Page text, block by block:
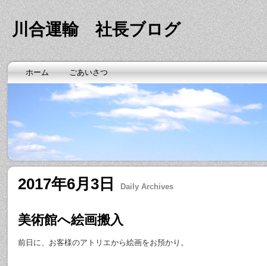
川合運輸 社長ブログ
ホーム ごあいさつ
2017年6月3日 Daily Archives
美術館へ絵画搬入
前日に、お客様のアトリエから絵画をお預かり。